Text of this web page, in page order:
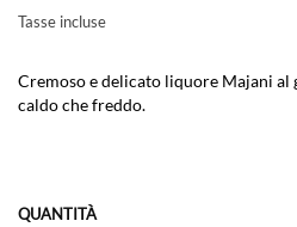
Tasse incluse
Cremoso e delicato liquore Majani al
caldo che freddo.
QUANTITÀ